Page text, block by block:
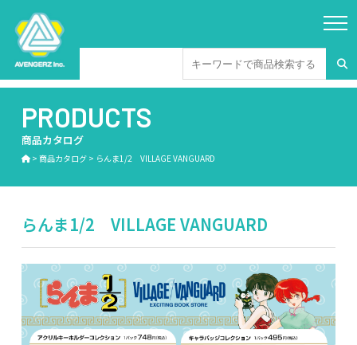
PRODUCTS
商品カタログ
> 商品カタログ> らんま1/2 VILLAGE VANGUARD
らんま1/2 VILLAGE VANGUARD